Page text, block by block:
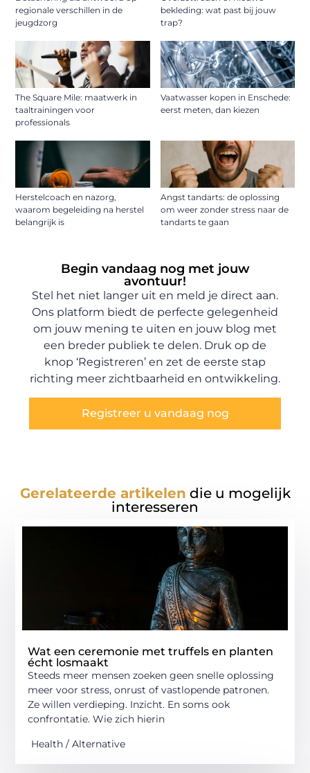
regionale verschillen in de
jeugdzorg
bekleding: wat past bij jouw
trap?
The Square Mile: maatwerk in
taaltrainingen voor
professionals
Vaatwasser kopen in Enschede:
eerst meten, dan kiezen
Herstelcoach en nazorg,
waarom begeleiding na herstel
belangrijk is
Angst tandarts: de oplossing
om weer zonder stress naar de
tandarts te gaan
Begin vandaag nog met jouw
avontuur!
Stel het niet langer uit en meld je direct aan.
Ons platform biedt de perfecte gelegenheid
om jouw mening te uiten en jouw blog met
een breder publiek te delen. Druk op de
knop ‘Registreren’ en zet de eerste stap
richting meer zichtbaarheid en ontwikkeling.
Registreer u vandaag nog
Gerelateerde artikelen die u mogelijk
interesseren
Wat een ceremonie met truffels en planten
écht losmaakt
Steeds meer mensen zoeken geen snelle oplossing
meer voor stress, onrust of vastlopende patronen.
Ze willen verdieping. Inzicht. En soms ook
confrontatie. Wie zich hierin
Health / Alternative